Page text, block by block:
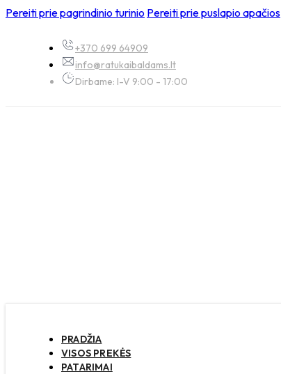
Pereiti prie pagrindinio turinio Pereiti prie puslapio apačios
+370 699 64909
info@ratukaibaldams.lt
Dirbame: I-V 9:00 - 17:00
PRADŽIA
VISOS PREKĖS
PATARIMAI